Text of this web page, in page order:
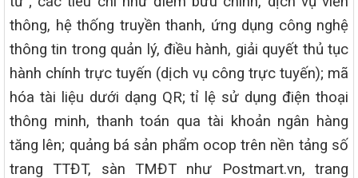
thông, hệ thống truyền thanh, ứng dụng công nghệ
thông tin trong quản lý, điều hành, giải quyết thủ tục
hành chính trực tuyến (dịch vụ công trực tuyến); mã
hóa tài liệu dưới dạng QR; tỉ lệ sử dụng điện thoại
thông minh, thanh toán qua tài khoản ngân hàng
tăng lên; quảng bá sản phẩm ocop trên nền tảng số
trang TTĐT, sàn TMĐT như Postmart.vn, trang